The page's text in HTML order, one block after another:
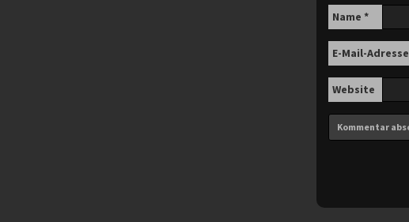
Name *
E-Mail-Adresse
Website